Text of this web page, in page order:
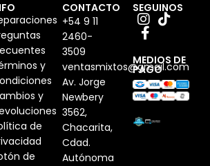
y
y
de
de
CONTACTO
+54 9 11
2460-
3509
ventasmixtos@gmail.com
Av. Jorge
Newbery
3562,
Chacarita,
Cdad.
Autónoma
SEGUINOS
MEDIOS DE
PAGO